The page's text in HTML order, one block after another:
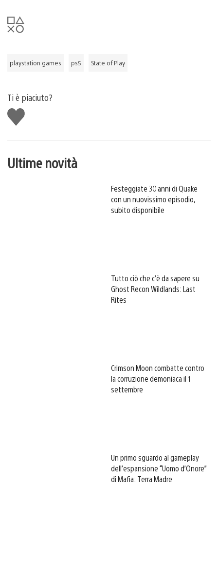
playstation games ps5 State of Play
Ti è piaciuto?
Mi
piace
Ultime novità
Festeggiate 30 anni di Quake
con un nuovissimo episodio,
subito disponibile
Tutto ciò che c’è da sapere su
Ghost Recon Wildlands: Last
Rites
Crimson Moon combatte contro
la corruzione demoniaca il 1
settembre
Un primo sguardo al gameplay
dell’espansione “Uomo d’Onore”
di Mafia: Terra Madre